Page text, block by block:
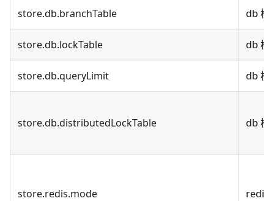
store.db.branchTable db 模
store.db.lockTable db 模
store.db.queryLimit db 模
store.db.distributedLockTable db 模
store.redis.mode redis